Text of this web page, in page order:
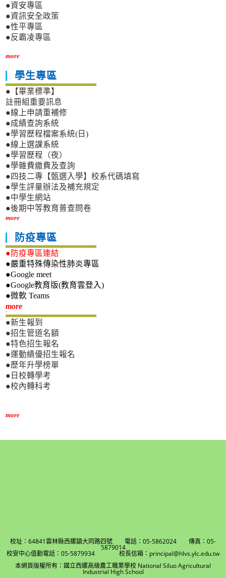
●資安專區
●資訊安全政策
●性平專區
●反霸凌專區
more
學生專區
●【畢業標準】
註冊組重要訊息
●線上申請重補修
●成績查詢系統
●學習歷程檔案系統(日)
●線上選課系統
●學習歷程（夜）
●學雜費繳費及查詢
●四技二專【甄選入學】校系代碼填寫
●學生評量辦法及補充規定
●中學生網站
●後期中等教育普查問卷
more
防疫專區
●防疫專區連結
●嚴重特殊傳染性肺炎專區
●Google meet
●Google教育版(教育雲登入)
●微軟 Teams
more新生專區
●新生報到
●招生管道名額
●特色招生報名
●運動績優招生報名
●歷年升學榜單
●日校轉學考
●校內轉科考
more
校址：64841雲林縣西螺鎮大同路四號 電話：05-5862024 傳真：05-
5879014
校安中心值勤電話：05-5879934 校長信箱：principal@hlvs.ylc.edu.tw
本網頁版權所有：國立西螺高級農工職業學校 National Siluo Agricultural
Industrial High School